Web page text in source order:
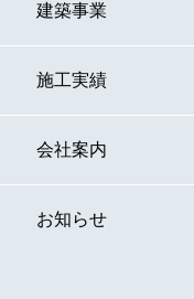
建築事業
施工実績
会社案内
お知らせ